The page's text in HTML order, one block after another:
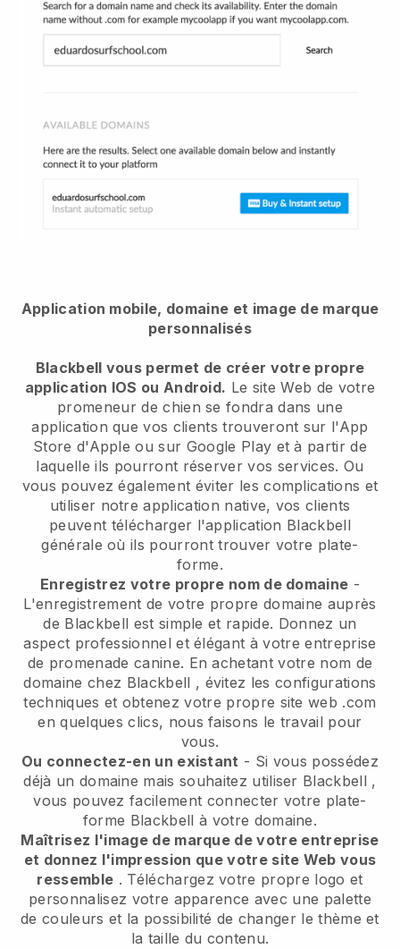
Application mobile, domaine et image de marque
personnalisés
Blackbell vous permet de créer votre propre
application IOS ou Android. Le site Web de votre
promeneur de chien se fondra dans une
application que vos clients trouveront sur l'App
Store d'Apple ou sur Google Play et à partir de
laquelle ils pourront réserver vos services. Ou
vous pouvez également éviter les complications et
utiliser notre application native, vos clients
peuvent télécharger l'application Blackbell
générale où ils pourront trouver votre plate-
forme.
Enregistrez votre propre nom de domaine -
L'enregistrement de votre propre domaine auprès
de Blackbell est simple et rapide. Donnez un
aspect professionnel et élégant à votre entreprise
de promenade canine. En achetant votre nom de
domaine chez Blackbell , évitez les configurations
techniques et obtenez votre propre site web .com
en quelques clics, nous faisons le travail pour
vous.
Ou connectez-en un existant - Si vous possédez
déjà un domaine mais souhaitez utiliser Blackbell ,
vous pouvez facilement connecter votre plate-
forme Blackbell à votre domaine.
Maîtrisez l'image de marque de votre entreprise
et donnez l'impression que votre site Web vous
ressemble . Téléchargez votre propre logo et
personnalisez votre apparence avec une palette
de couleurs et la possibilité de changer le thème et
la taille du contenu.